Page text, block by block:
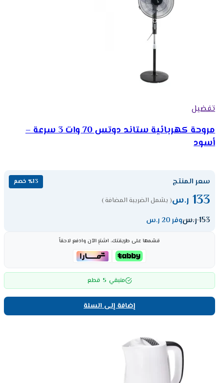
تفضيل
مروحة كهربائية ستاند دوتس 70 وات 3 سرعة –
أسود
سعر المنتج ٪13 خصم
133 ر.س( يشمل الضريبة المضافة )
153ر.سوفر 20 ر.س
قسّمها على طريقتك، اشترِ الآن وادفع لاحقاً
متبقي 5 قطع
إضافة إلى السلة